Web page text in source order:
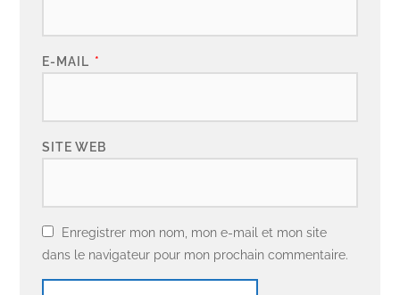
E-MAIL *
SITE WEB
Enregistrer mon nom, mon e-mail et mon site
dans le navigateur pour mon prochain commentaire.